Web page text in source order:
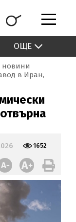
ОЩЕ
новини
в Иран,
1652